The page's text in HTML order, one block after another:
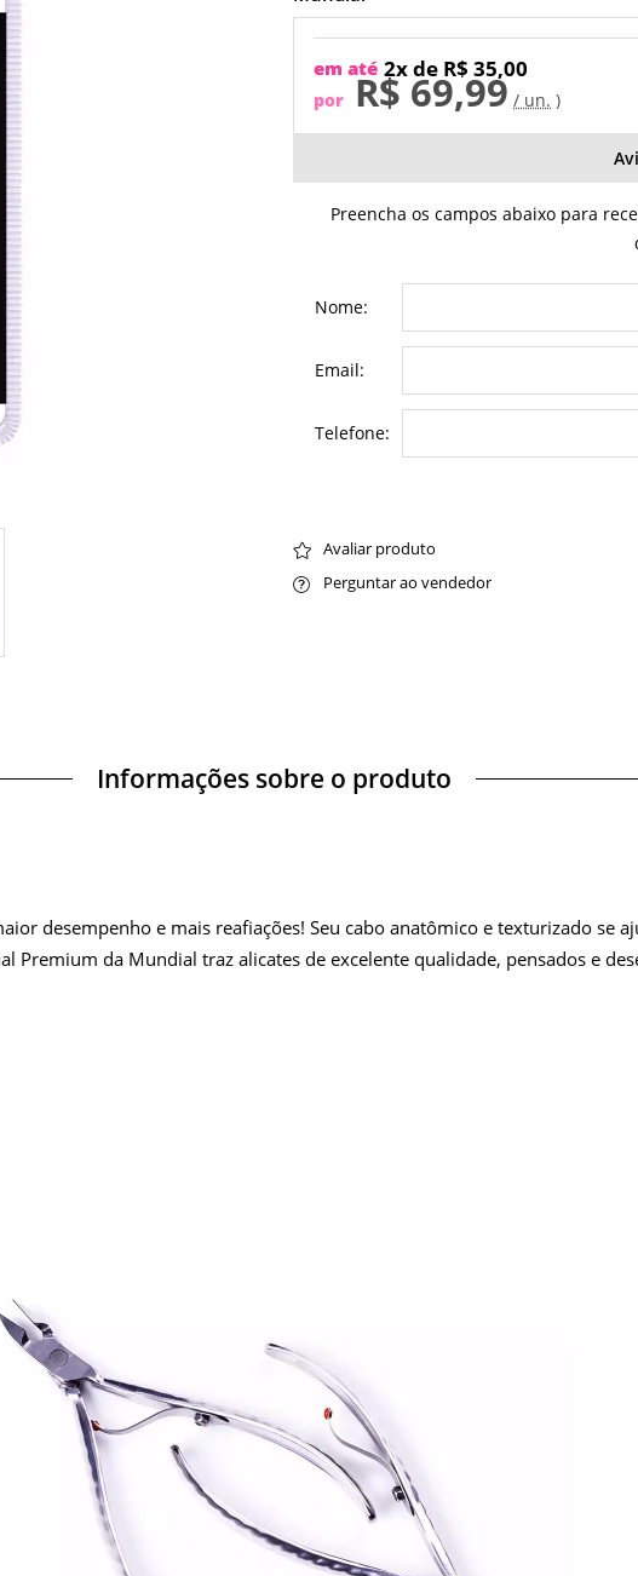
por R$ 69,99 / un.
em até 2x de R$ 35,00
Preencha os campos abaixo para
Nome:
Email:
Telefone:
Avaliar produto
Perguntar ao vendedor
Informações sobre o produto
desempenho e mais reafiações! Seu cabo anatômico e texturizado se
Premium da Mundial traz alicates de excelente qualidade, pensados e